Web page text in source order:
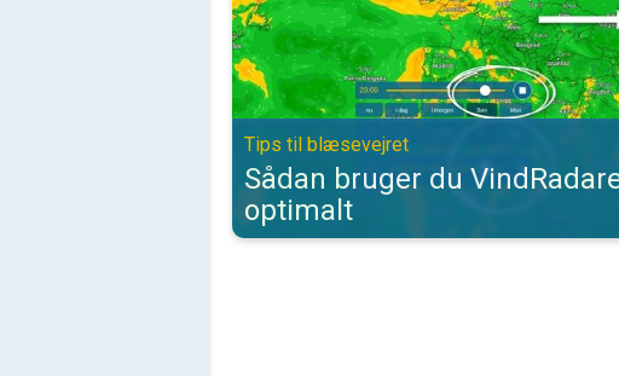
Tips til blæsevejret
Sådan bruger du
optimalt